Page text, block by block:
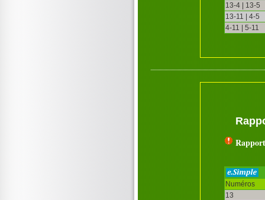
13-4 | 13-5
13-11 | 4-5
4-11 | 5-11
Numéros
13